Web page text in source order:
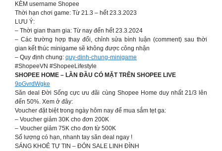
KÈM username Shopee
Thời hạn chơi game: Từ 21.3 – hết 23.3.2023
LƯU Ý:
– Thời gian tham gia: Từ nay đến hết 23.3.2024
– Các trường hợp thay đổi, chỉnh sửa bình luận (comment) sau thời
gian kết thúc minigame sẽ không được công nhận
– Quy định chung: quy-dinh-chung-minigame
#ShopeeVN #ShopeeLifestyle
SHOPEE HOME – LẦN ĐẦU CÓ MẶT TRÊN SHOPEE LIVE
9pGvrdWgke
Săn deal Đời Sống cực ưu đãi cùng Shopee Home duy nhất 21/3 lên
đến 50%. Xem ở đây:
Voucher đặt biệt trong ngày hôm nay để mua sắm tẹt ga:
– Voucher giảm 30K cho đơn 200K
– Voucher giảm 75K cho đơn từ 500K
Số lượng có hạn, nhanh tay săn deal ngay !
SÁNG KHOẺ TỰ TIN – ĐÓN SALE LINH ĐÌNH